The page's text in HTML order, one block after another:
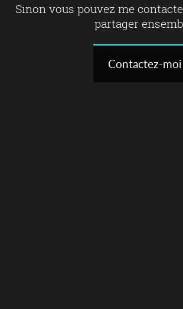
Sinon vous pouvez me
partager
Contactez-moi